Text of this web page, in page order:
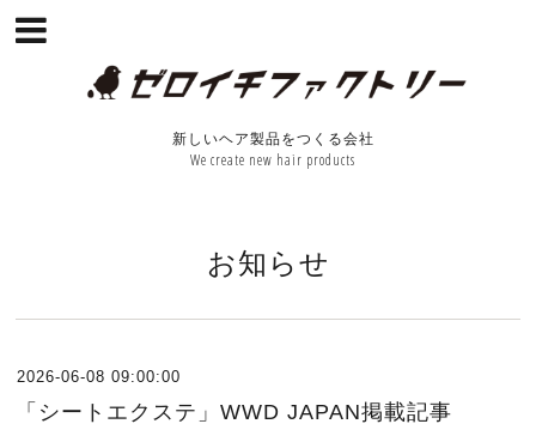
新しいヘア製品をつくる会社
We create new hair products
お知らせ
2026-06-08 09:00:00
「シートエクステ」WWD JAPAN掲載記事